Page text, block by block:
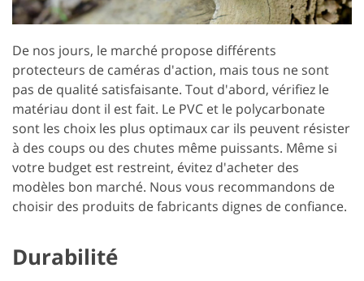
De nos jours, le marché propose différents
protecteurs de caméras d'action, mais tous ne sont
pas de qualité satisfaisante. Tout d'abord, vérifiez le
matériau dont il est fait. Le PVC et le polycarbonate
sont les choix les plus optimaux car ils peuvent résister
à des coups ou des chutes même puissants. Même si
votre budget est restreint, évitez d'acheter des
modèles bon marché. Nous vous recommandons de
choisir des produits de fabricants dignes de confiance.
Durabilité